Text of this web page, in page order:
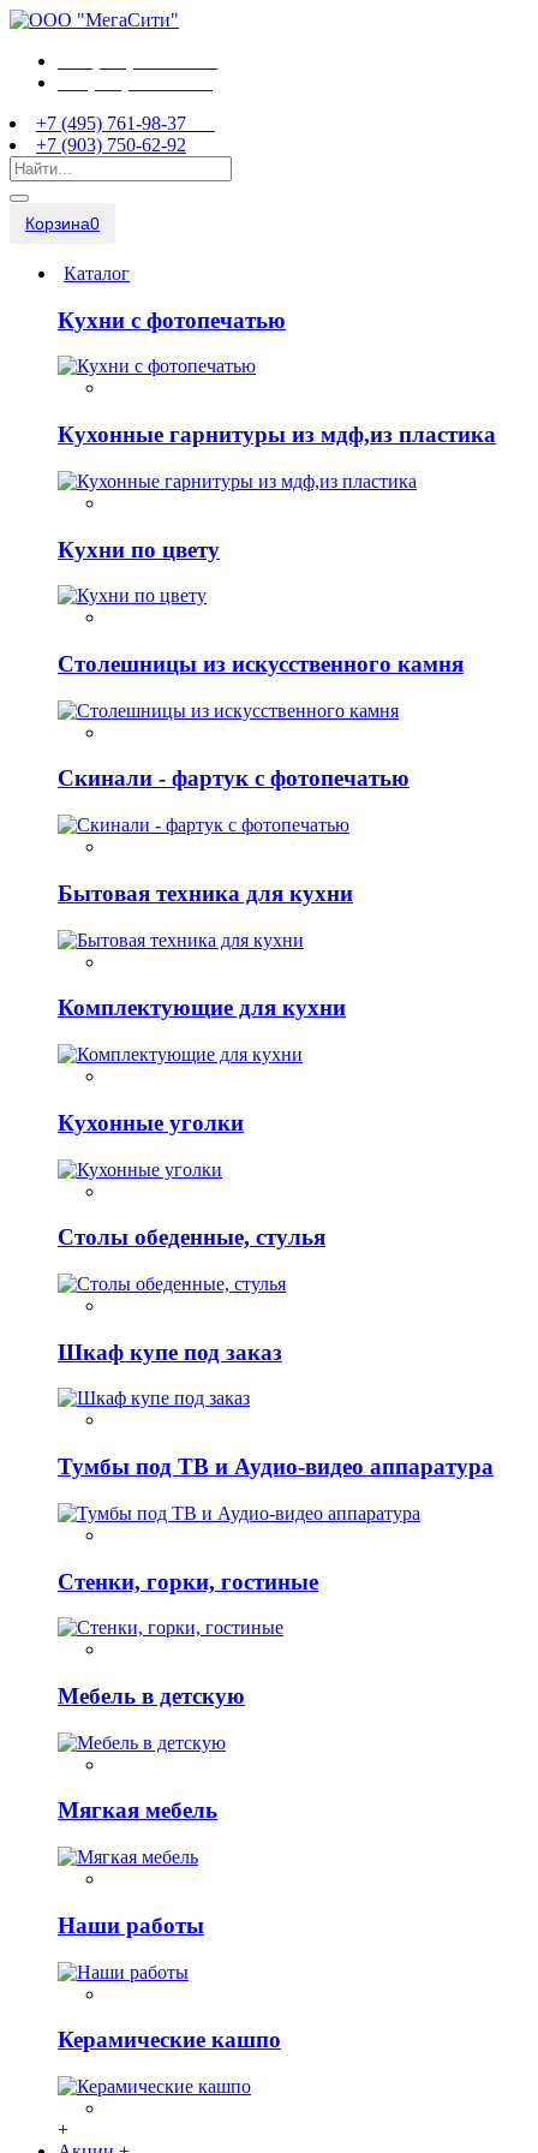
+7 (495) 761-98-37
+7 (903) 750-62-92
Корзина0
Каталог
Кухни с фотопечатью
Кухонные гарнитуры из мдф,из пластика
Кухни по цвету
Столешницы из искусственного камня
Скинали - фартук с фотопечатью
Бытовая техника для кухни
Комплектующие для кухни
Кухонные уголки
Столы обеденные, стулья
Шкаф купе под заказ
Тумбы под ТВ и Аудио-видео аппаратура
Стенки, горки, гостиные
Мебель в детскую
Мягкая мебель
Наши работы
Керамические кашпо
+